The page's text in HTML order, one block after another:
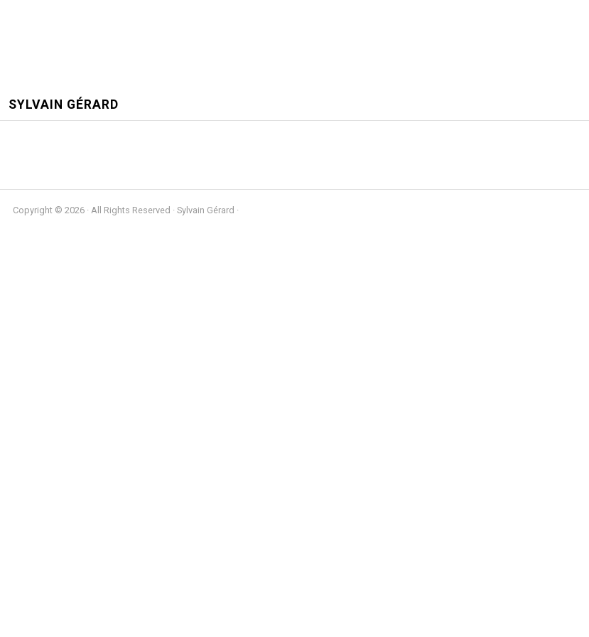
SYLVAIN GÉRARD
Copyright © 2026 · All Rights Reserved · Sylvain Gérard ·